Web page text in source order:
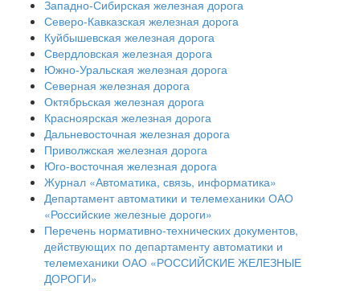
Западно-Сибирская железная дорога
Северо-Кавказская железная дорога
Куйбышевская железная дорога
Свердловская железная дорога
Южно-Уральская железная дорога
Северная железная дорога
Октябрьская железная дорога
Красноярская железная дорога
Дальневосточная железная дорога
Приволжская железная дорога
Юго-восточная железная дорога
Журнал «Автоматика, связь, информатика»
Департамент автоматики и телемеханики ОАО
«Российские железные дороги»
Перечень нормативно-технических документов,
действующих по департаменту автоматики и
телемеханики ОАО «РОССИЙСКИЕ ЖЕЛЕЗНЫЕ
ДОРОГИ»